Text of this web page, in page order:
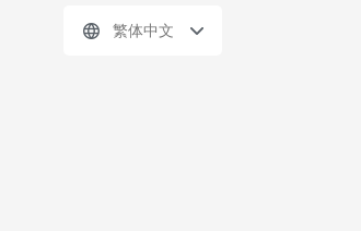
繁体中文